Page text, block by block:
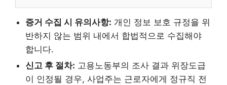
증거 수집 시 유의사항: 개인 정보 보호 규정을 위
반하지 않는 범위 내에서 합법적으로 수집해야
합니다.
신고 후 절차: 고용노동부의 조사 결과 위장도급
이 인정될 경우, 사업주는 근로자에게 정규직 전